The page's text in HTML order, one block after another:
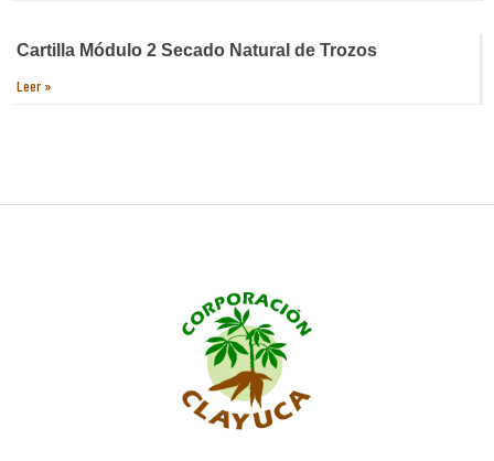
Cartilla Módulo 2 Secado Natural de Trozos
Leer »